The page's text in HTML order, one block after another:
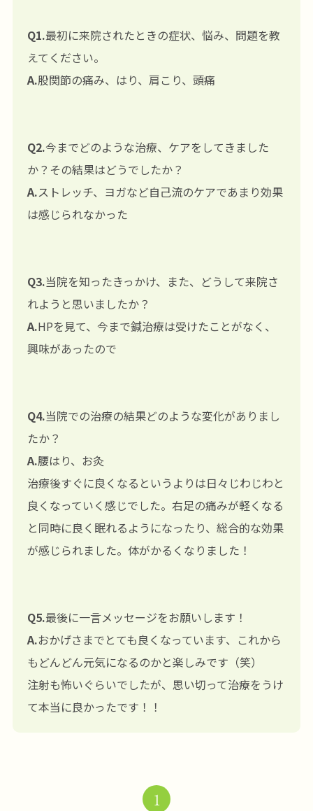
Q1.最初に来院されたときの症状、悩み、問題を教
えてください。
A.股関節の痛み、はり、肩こり、頭痛
Q2.今までどのような治療、ケアをしてきました
か？その結果はどうでしたか？
A.ストレッチ、ヨガなど自己流のケアであまり効果
は感じられなかった
Q3.当院を知ったきっかけ、また、どうして来院さ
れようと思いましたか？
A.HPを見て、今まで鍼治療は受けたことがなく、
興味があったので
Q4.当院での治療の結果どのような変化がありまし
たか？
A.腰はり、お灸
治療後すぐに良くなるというよりは日々じわじわと
良くなっていく感じでした。右足の痛みが軽くなる
と同時に良く眠れるようになったり、総合的な効果
が感じられました。体がかるくなりました！
Q5.最後に一言メッセージをお願いします！
A.おかげさまでとても良くなっています、これから
もどんどん元気になるのかと楽しみです（笑）
注射も怖いぐらいでしたが、思い切って治療をうけ
て本当に良かったです！！
1